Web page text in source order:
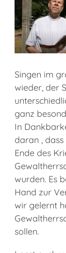
grösseres
Bild
Singen im
wieder, der
ganz
In
daran ,
Ende des
wurden. Es
Hand zur
wir gelernt
sollen.